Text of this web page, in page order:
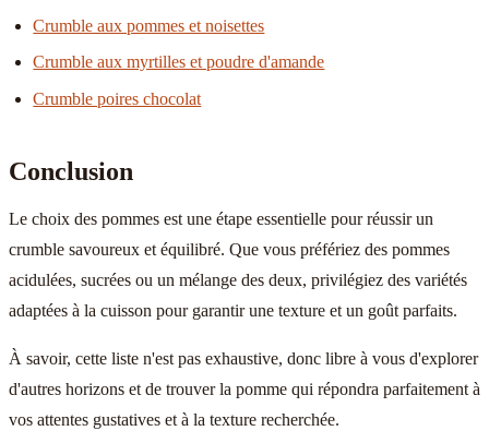
Crumble aux pommes et noisettes
Crumble aux myrtilles et poudre d'amande
Crumble poires chocolat
Conclusion
Le choix des pommes est une étape essentielle pour réussir un
crumble savoureux et équilibré. Que vous préfériez des pommes
acidulées, sucrées ou un mélange des deux, privilégiez des variétés
adaptées à la cuisson pour garantir une texture et un goût parfaits.
À savoir, cette liste n'est pas exhaustive, donc libre à vous d'explorer
d'autres horizons et de trouver la pomme qui répondra parfaitement à
vos attentes gustatives et à la texture recherchée.